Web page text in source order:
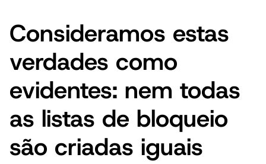
Consideramos estas
verdades como
evidentes: nem todas
as listas de bloqueio
são criadas iguais